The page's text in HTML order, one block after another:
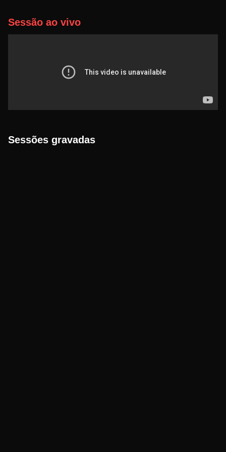
Sessão ao vivo
Sessões gravadas